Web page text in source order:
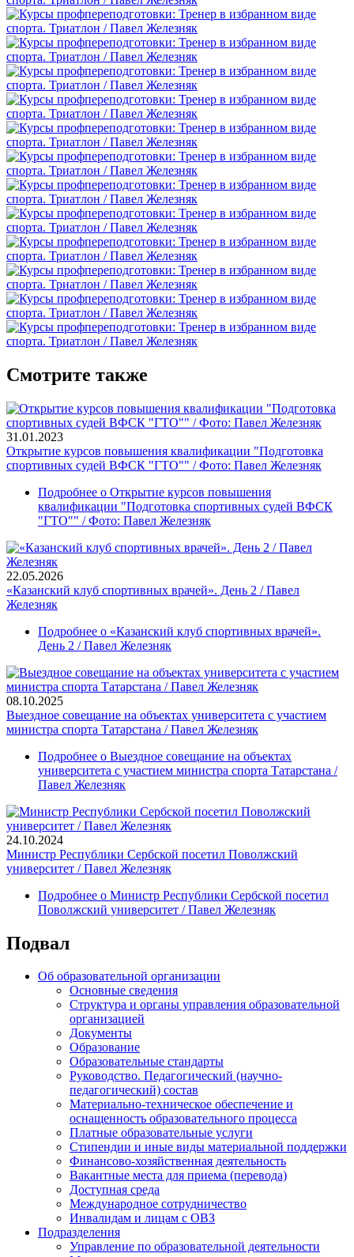
Смотрите также
31.01.2023
Открытие курсов повышения квалификации "Подготовка
спортивных судей ВФСК "ГТО"" / Фото: Павел Железняк
Подробнее о Открытие курсов повышения
квалификации "Подготовка спортивных судей ВФСК
"ГТО"" / Фото: Павел Железняк
22.05.2026
«Казанский клуб спортивных врачей». День 2 / Павел
Железняк
Подробнее о «Казанский клуб спортивных врачей».
День 2 / Павел Железняк
08.10.2025
Выездное совещание на объектах университета с участием
министра спорта Татарстана / Павел Железняк
Подробнее о Выездное совещание на объектах
университета с участием министра спорта Татарстана /
Павел Железняк
24.10.2024
Министр Республики Сербской посетил Поволжский
университет / Павел Железняк
Подробнее о Министр Республики Сербской посетил
Поволжский университет / Павел Железняк
Подвал
Об образовательной организации
Основные сведения
Структура и органы управления образовательной
организацией
Документы
Образование
Образовательные стандарты
Руководство. Педагогический (научно-
педагогический) состав
Материально-техническое обеспечение и
оснащенность образовательного процесса
Платные образовательные услуги
Стипендии и иные виды материальной поддержки
Финансово-хозяйственная деятельность
Вакантные места для приема (перевода)
Доступная среда
Международное сотрудничество
Инвалидам и лицам с ОВЗ
Подразделения
Управление по образовательной деятельности